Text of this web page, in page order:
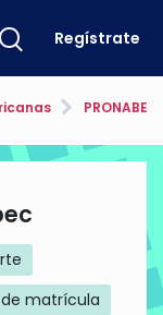
Regístrate
PRONABEC
matrícula